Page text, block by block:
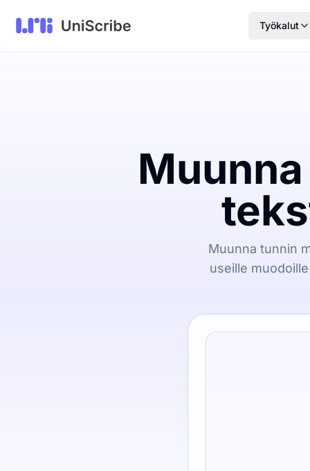
Työkalut
Muunna tunnin
useille